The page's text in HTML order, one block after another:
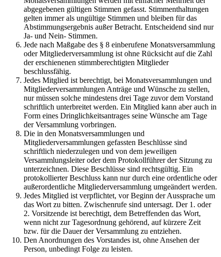
abgegebenen gültigen Stimmen gefasst. Stimmenthaltungen
gelten immer als ungültige Stimmen und bleiben für das
Abstimmungsergebnis außer Betracht. Entscheidend sind nur
Ja- und Nein- Stimmen.
Jede nach Maßgabe des § 8 einberufene Monatsversammlung
oder Mitgliederversammlung ist ohne Rücksicht auf die Zahl
der erschienenen stimmberechtigten Mitglieder
beschlussfähig.
Jedes Mitglied ist berechtigt, bei Monatsversammlungen und
Mitgliederversammlungen Anträge und Wünsche zu stellen,
nur müssen solche mindestens drei Tage zuvor dem Vorstand
schriftlich unterbreitet werden. Ein Mitglied kann aber auch in
Form eines Dringlichkeitsantrages seine Wünsche am Tage
der Versammlung vorbringen.
Die in den Monatsversammlungen und
Mitgliederversammlungen gefassten Beschlüsse sind
schriftlich niederzulegen und von dem jeweiligen
Versammlungsleiter oder dem Protokollführer der Sitzung zu
unterzeichnen. Diese Beschlüsse sind rechtsgültig. Ein
protokollierter Beschluss kann nur durch eine ordentliche oder
außerordentliche Mitgliederversammlung umgeändert werden.
Jedes Mitglied ist verpflichtet, vor Beginn der Aussprache um
das Wort zu bitten. Zwischenrufe sind untersagt. Der 1. oder
2. Vorsitzende ist berechtigt, dem Betreffenden das Wort,
wenn nicht zur Tagesordnung gehörend, auf kürzere Zeit
bzw. für die Dauer der Versammlung zu entziehen.
Den Anordnungen des Vorstandes ist, ohne Ansehen der
Person, unbedingt Folge zu leisten.